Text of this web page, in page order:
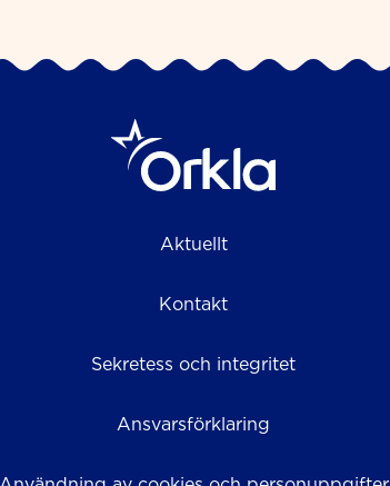
Aktuellt
Kontakt
Sekretess och integritet
Ansvarsförklaring